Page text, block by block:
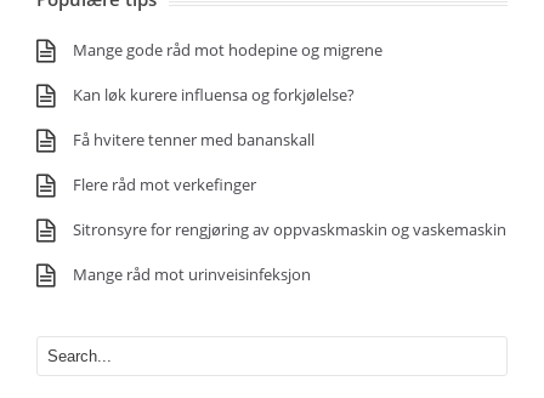
Mange gode råd mot hodepine og migrene
Kan løk kurere influensa og forkjølelse?
Få hvitere tenner med bananskall
Flere råd mot verkefinger
Sitronsyre for rengjøring av oppvaskmaskin og vaskemaskin
Mange råd mot urinveisinfeksjon